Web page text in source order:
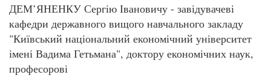
ДЕМ’ЯНЕНКУ Сергію Івановичу - завідувачеві
кафедри державного вищого навчального закладу
"Київський національний економічний університет
імені Вадима Гетьмана", доктору економічних наук,
професорові